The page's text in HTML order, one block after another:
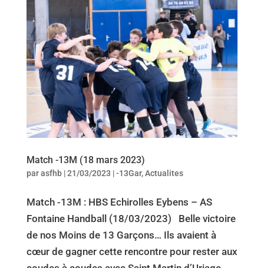
Match -13M (18 mars 2023)
parasfhb|21/03/2023 |-13Gar,Actualites
Match -13M : HBS Echirolles Eybens – AS
Fontaine Handball (18/03/2023) Belle victoire
de nos Moins de 13 Garçons… Ils avaient à
cœur de gagner cette rencontre pour rester aux